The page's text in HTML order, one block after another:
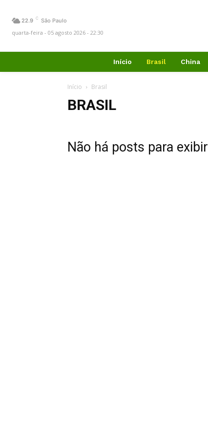
22.9 C São Paulo
quarta-feira - 05 agosto 2026 - 22:30
Início Brasil China
Início Brasil
BRASIL
Não há posts para exibir